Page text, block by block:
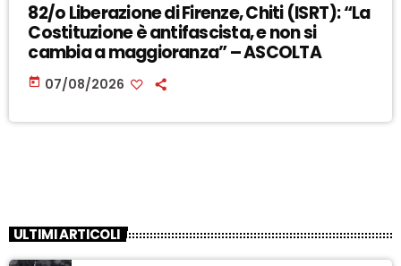
82/o Liberazione di Firenze, Chiti (ISRT): “La
Costituzione è antifascista, e non si
cambia a maggioranza” – ASCOLTA
today 07/08/2026
ULTIMI ARTICOLI